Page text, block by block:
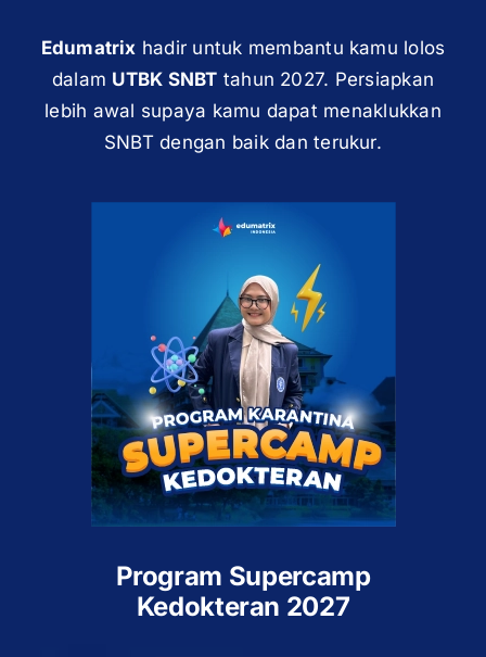
Edumatrix hadir untuk membantu kamu lolos
dalam UTBK SNBT tahun 2027. Persiapkan
lebih awal supaya kamu dapat menaklukkan
SNBT dengan baik dan terukur.
Program Supercamp
Kedokteran 2027